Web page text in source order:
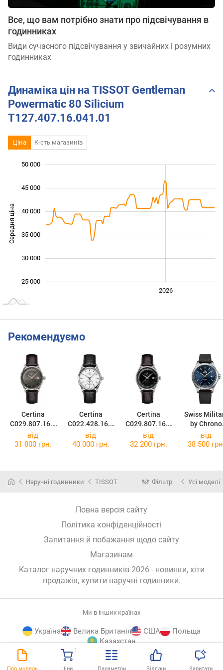
1
Все, що вам потрібно знати про підсвічування в
годинниках
Види сучасного підсвічування у звичайних і розумних
годинниках
Динаміка цін на TISSOT Gentleman
Powermatic 80 Silicium
T127.407.16.041.01
Ціна К-сть магазинів
Середня ціна
25 000
30 000
35 000
40 000
45 000
50 000
2026
Рекомендуємо
Certina
C029.807.16.0
81.01
Certina
C022.428.16.0
31.00
Certina
C029.807.16.0
51.00
Swiss
by Chrono
від
31 800 грн.
від
40 000 грн.
від
32 200 грн.
від
38 500
Наручні годинники TISSOT Фільтр Усі моделі
Повна версія сайту
Політика конфіденційності
Запитання й побажання щодо сайту
Магазинам
Каталог наручних годинників 2026 - новинки, хіти
продажів, купити наручні годинники.
Ми в інших країнах
Україна Велика Британія США
Польща
Казахстан
© E-Katalog, 2026